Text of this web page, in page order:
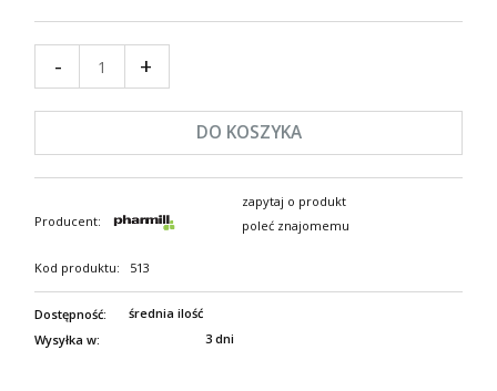
- +
DO KOSZYKA
Producent:
Kod produktu: 513
zapytaj o produkt
poleć znajomemu
Dostępność:
średnia ilość
Wysyłka w:
3 dni